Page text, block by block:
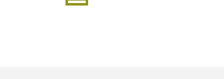
actual